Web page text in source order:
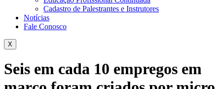
Cadastro de Palestrantes e Instrutores
Notícias
Fale Conosco
X
Seis em cada 10 empregos em